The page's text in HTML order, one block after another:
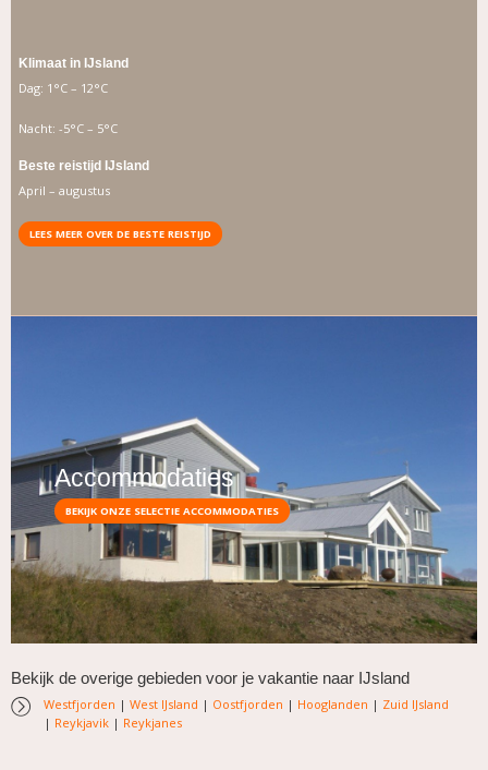
Klimaat in IJsland
Dag: 1°C – 12°C
Nacht: -5°C – 5°C
Beste reistijd IJsland
April – augustus
LEES MEER OVER DE BESTE REISTIJD
Accommodaties
BEKIJK ONZE SELECTIE ACCOMMODATIES
Bekijk de overige gebieden voor je vakantie naar IJsland
Westfjorden | West IJsland | Oostfjorden | Hooglanden | Zuid IJsland
| Reykjavik | Reykjanes